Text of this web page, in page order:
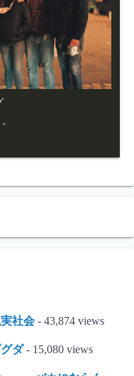
社会- 43,874 views
ダ- 15,080 views